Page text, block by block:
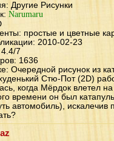
Другие Рисунки
Narumaru
простые и цветные
2010-02-23
4.4/7
1636
Очередной рисунок из
Стю-Пот (2D)
когда Мёрдок влетел
времени он был
автомобиль),